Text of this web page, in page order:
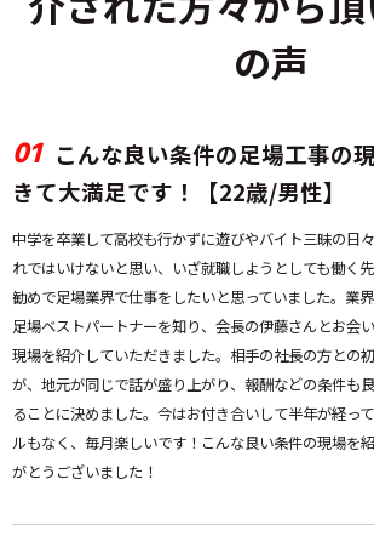
の声
01 こんな良い条件の足場工事の
きて大満足です！【22歳/男性】
中学を卒業して高校も行かずに遊びやバイト三昧の日
れではいけないと思い、いざ就職しようとしても働く
勧めで足場業界で仕事をしたいと思っていました。業
足場ベストパートナーを知り、会長の伊藤さんとお会
現場を紹介していただきました。相手の社長の方との
が、地元が同じで話が盛り上がり、報酬などの条件も
ることに決めました。今はお付き合いして半年が経っ
ルもなく、毎月楽しいです！こんな良い条件の現場を
がとうございました！